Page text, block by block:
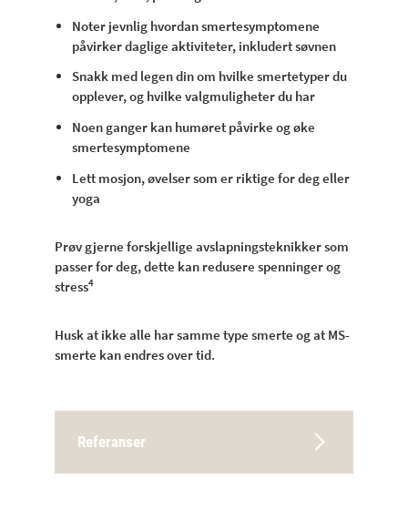
Noter jevnlig hvordan smertesymptomene
påvirker daglige aktiviteter, inkludert søvnen
Snakk med legen din om hvilke smertetyper du
opplever, og hvilke valgmuligheter du har
Noen ganger kan humøret påvirke og øke
smertesymptomene
Lett mosjon, øvelser som er riktige for deg eller
yoga
Prøv gjerne forskjellige avslapningsteknikker som
passer for deg, dette kan redusere spenninger og
stress4
Husk at ikke alle har samme type smerte og at MS-
smerte kan endres over tid.
Referanser